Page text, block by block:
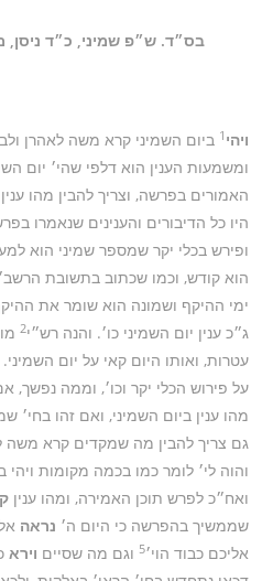
בס״ד. ש״פ שמיני, כ״ד
ויהי 1 ביום השמיני קרא משה לאהרן
ומשמעות הענין הוא דלפי שהי׳ יום
האמורים בפרשה, וצריך להבין מהו
היו כל הדיבורים והענינים שנאמרו
ופירש בכלי יקר שמספר שמיני הוא
הוא קודש, וכמו שכתוב בתשובת
ימי ההיקף ושמונה הוא שומר את
ג״כ ענין יום השמיני כו׳. והנה רש״י2
עטרות, ואותו היום קאי על יום
על פירוש הכלי יקר וכו׳, וממה נפשך,
מהו ענין ביום השמיני, ואם זהו בחי׳
גם צריך להבין מה שמקדים קרא משה
והוה לי׳ לומר כמו בכמה מקומות ויהי
ואח״כ לפרש תוכן האמירה, ומהו ענין
שממשיך בהפרשה כי היום ה׳ נראה
אליכם כבוד הוי׳5 וגם מה שסיים וירא